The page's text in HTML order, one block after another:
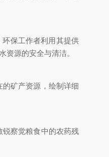
保工作者利用其提供
源的安全与清洁。
矿产资源，绘制详细
察觉粮食中的农药残